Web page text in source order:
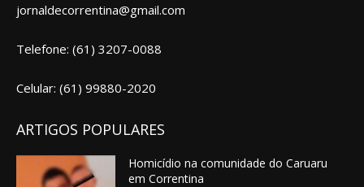
jornaldecorrentina@gmail.com
Telefone: (61) 3207-0088
Celular: (61) 99880-2020
ARTIGOS POPULARES
Homicídio na comunidade do Caruaru
em Correntina